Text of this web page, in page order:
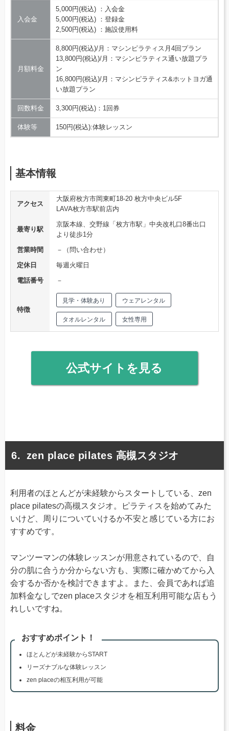
入会金
5,000円(税込) ：入会金
5,000円(税込) ：登録金
2,500円(税込) ：施設使用料
月額料金
8,800円(税込)/月：マシンピラティス月4回プラン
13,800円(税込)/月：マシンピラティス通い放題プラ
ン
16,800円(税込)/月：マシンピラティス&ホットヨガ通
い放題プラン
回数料金 3,300円(税込)：1回券
体験等 150円(税込):体験レッスン
基本情報
アクセス
大阪府枚方市岡東町18-20 枚方中央ビル5F
LAVA枚方市駅前店内
最寄り駅
京阪本線、交野線「枚方市駅」中央改札口8番出口
より徒歩1分
営業時間
－（問い合わせ）
定休日
毎週火曜日
電話番号
－
特徴
見学・体験あり ウェアレンタル
タオルレンタル 女性専用
公式サイトを見る
zen place pilates 高槻スタジオ
利用者のほとんどが未経験からスタートしている、zen
place pilatesの高槻スタジオ。ピラティスを始めてみた
いけど、周りについていけるか不安と感じている方にお
すすめです。
マンツーマンの体験レッスンが用意されているので、自
分の肌に合うか分からない方も、実際に確かめてから入
会するか否かを検討できますよ。また、会員であれば追
加料金なしでzen placeスタジオを相互利用可能な店もう
れしいですね。
おすすめポイント！
ほとんどが未経験からSTART
リーズナブルな体験レッスン
zen placeの相互利用が可能
料金